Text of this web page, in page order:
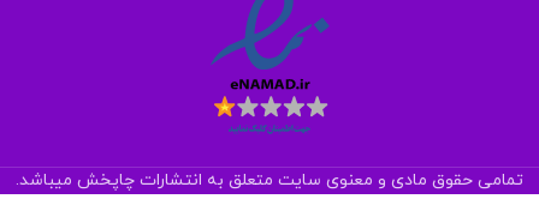
تمامی حقوق مادی و معنوی سایت متعلق به انتشارات چاپخش میباشد.